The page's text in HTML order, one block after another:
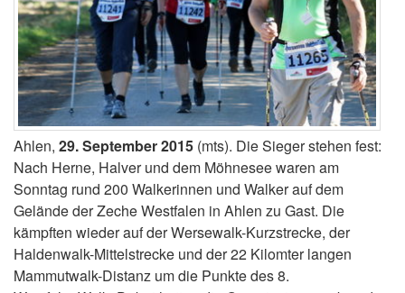
Ahlen, 29. September 2015 (mts). Die Sieger stehen fest:
Nach Herne, Halver und dem Möhnesee waren am
Sonntag rund 200 Walkerinnen und Walker auf dem
Gelände der Zeche Westfalen in Ahlen zu Gast. Die
kämpften wieder auf der Wersewalk-Kurzstrecke, der
Haldenwalk-Mittelstrecke und der 22 Kilomter langen
Mammutwalk-Distanz um die Punkte des 8.